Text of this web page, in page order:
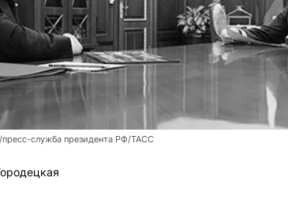
пресс-служба президента РФ/ТАСС